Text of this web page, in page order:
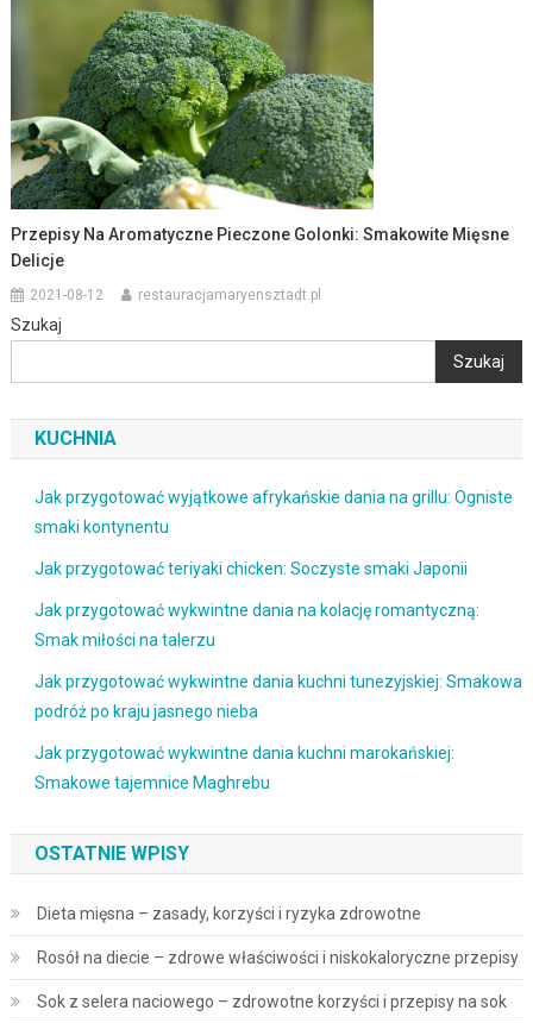
Przepisy Na Aromatyczne Pieczone Golonki: Smakowite Mięsne
Delicje
2021-08-12 restauracjamaryensztadt.pl
Szukaj
Szukaj
KUCHNIA
Jak przygotować wyjątkowe afrykańskie dania na grillu: Ogniste
smaki kontynentu
Jak przygotować teriyaki chicken: Soczyste smaki Japonii
Jak przygotować wykwintne dania na kolację romantyczną:
Smak miłości na talerzu
Jak przygotować wykwintne dania kuchni tunezyjskiej: Smakowa
podróż po kraju jasnego nieba
Jak przygotować wykwintne dania kuchni marokańskiej:
Smakowe tajemnice Maghrebu
OSTATNIE WPISY
Dieta mięsna – zasady, korzyści i ryzyka zdrowotne
Rosół na diecie – zdrowe właściwości i niskokaloryczne przepisy
Sok z selera naciowego – zdrowotne korzyści i przepisy na sok